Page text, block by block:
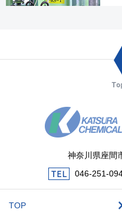
神奈川県座間
046-251-
TOP